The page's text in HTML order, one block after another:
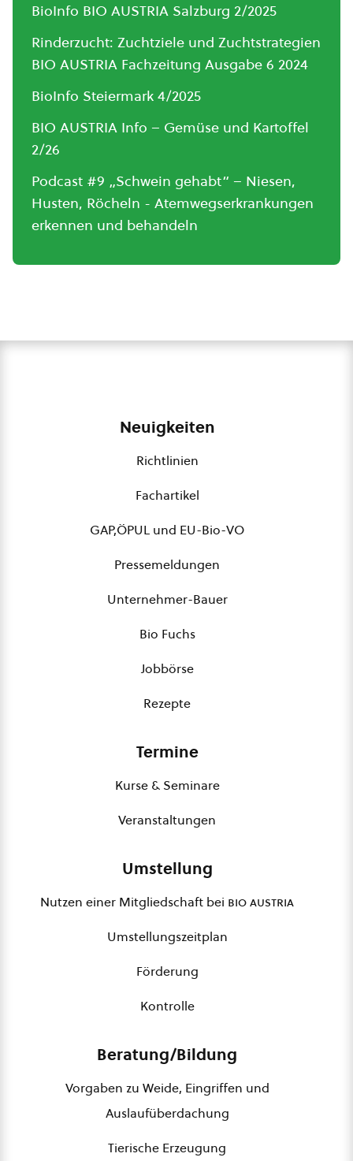
BioInfo BIO AUSTRIA Salzburg 2/2025
Rinderzucht: Zuchtziele und Zuchtstrategien
BIO AUSTRIA Fachzeitung Ausgabe 6 2024
BioInfo Steiermark 4/2025
BIO AUSTRIA Info – Gemüse und Kartoffel
2/26
Podcast #9 „Schwein gehabt“ – Niesen,
Husten, Röcheln - Atemwegserkrankungen
erkennen und behandeln
Neuigkeiten
Richtlinien
Fachartikel
GAP,ÖPUL und EU-Bio-VO
Pressemeldungen
Unternehmer-Bauer
Bio Fuchs
Jobbörse
Rezepte
Termine
Kurse & Seminare
Veranstaltungen
Umstellung
Nutzen einer Mitgliedschaft bei bio austria
Umstellungszeitplan
Förderung
Kontrolle
Beratung/Bildung
Vorgaben zu Weide, Eingriffen und
Auslaufüberdachung
Tierische Erzeugung